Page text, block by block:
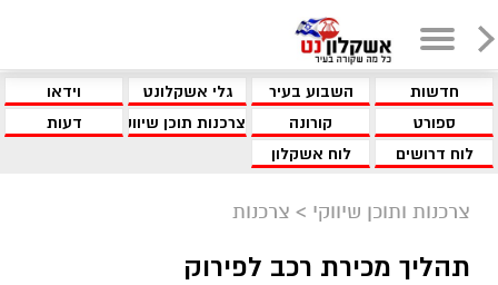
חדשות השבוע בעיר גלי אשקלונט
וידאו
ספורט
קורונה צרכנות תוכן שיווקי
דעות
לוח דרושים
לוח אשקלון
צרכנות ותוכן שיווקי > צרכנות
תהליך מכירת רכב לפירוק